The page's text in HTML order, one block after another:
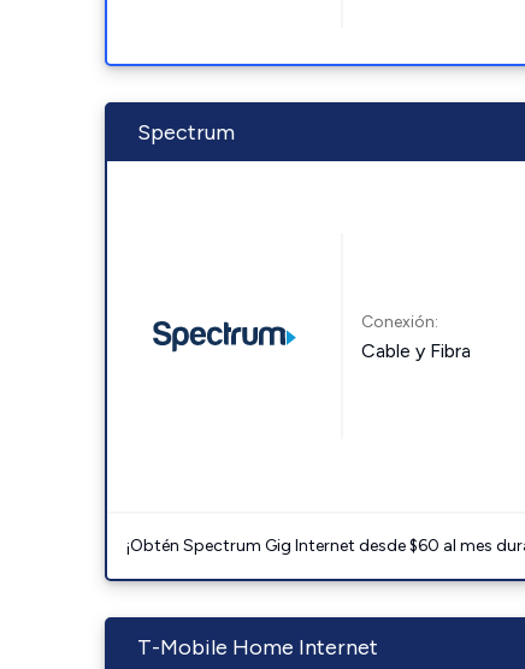
Spectrum
Conexión:
Cable y Fibra
¡Obtén Spectrum Gig Internet desde $60 al mes
T-Mobile Home Internet